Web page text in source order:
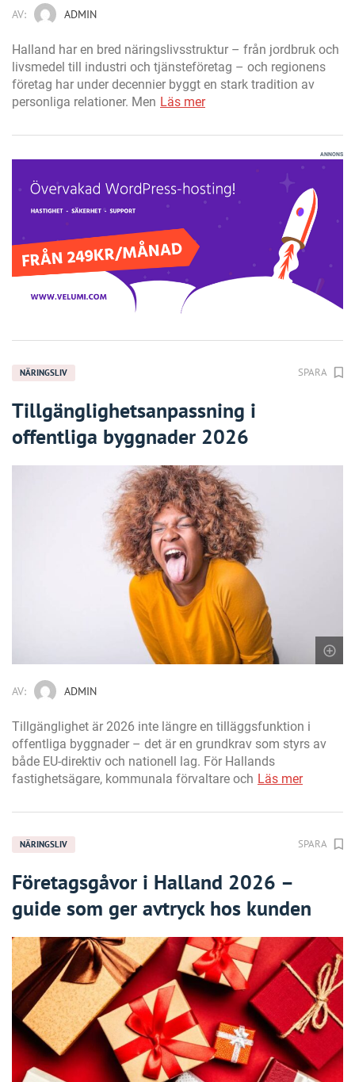
AV: ADMIN
Halland har en bred näringslivsstruktur – från jordbruk och
livsmedel till industri och tjänsteföretag – och regionens
företag har under decennier byggt en stark tradition av
personliga relationer. Men Läs mer
ANNONS
NÄRINGSLIV SPARA
Tillgänglighetsanpassning i
offentliga byggnader 2026
AV: ADMIN
Tillgänglighet är 2026 inte längre en tilläggsfunktion i
offentliga byggnader – det är en grundkrav som styrs av
både EU-direktiv och nationell lag. För Hallands
fastighetsägare, kommunala förvaltare och Läs mer
NÄRINGSLIV SPARA
Företagsgåvor i Halland 2026 –
guide som ger avtryck hos kunden